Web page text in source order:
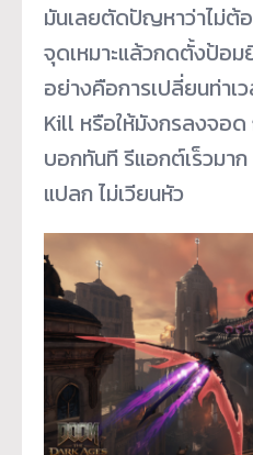
มันเลยตัดปัญหาว่าไม่ต้
จุดเหมาะแล้วกดตั้งป้อ
อย่างคือการเปลี่ยนท่าเ
Kill หรือให้มังกรลงจอ
บอกทันที รีแอกต์เร็วมา
แปลก ไม่เวียนหัว